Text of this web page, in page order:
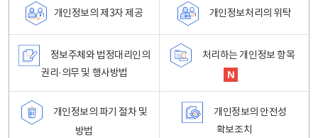
개인정보의 제3자 제공 개인정보처리의 위탁
정보주체와 법정대리인의
권리·의무 및 행사방법
처리하는 개인정보 항목
개인정보의 파기 절차 및
방법
개인정보의 안전성
확보조치